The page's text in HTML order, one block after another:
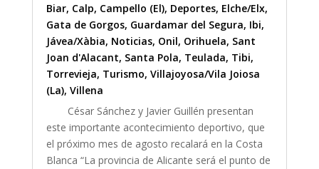
Biar, Calp, Campello (El), Deportes, Elche/Elx,
Gata de Gorgos, Guardamar del Segura, Ibi,
Jávea/Xàbia, Noticias, Onil, Orihuela, Sant
Joan d'Alacant, Santa Pola, Teulada, Tibi,
Torrevieja, Turismo, Villajoyosa/Vila Joiosa
(La), Villena
César Sánchez y Javier Guillén presentan
este importante acontecimiento deportivo, que
el próximo mes de agosto recalará en la Costa
Blanca “La provincia de Alicante será el punto de